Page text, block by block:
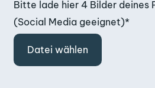
Bitte lade hier 4 Bilder deines
(Social Media geeignet)*
Datei wählen